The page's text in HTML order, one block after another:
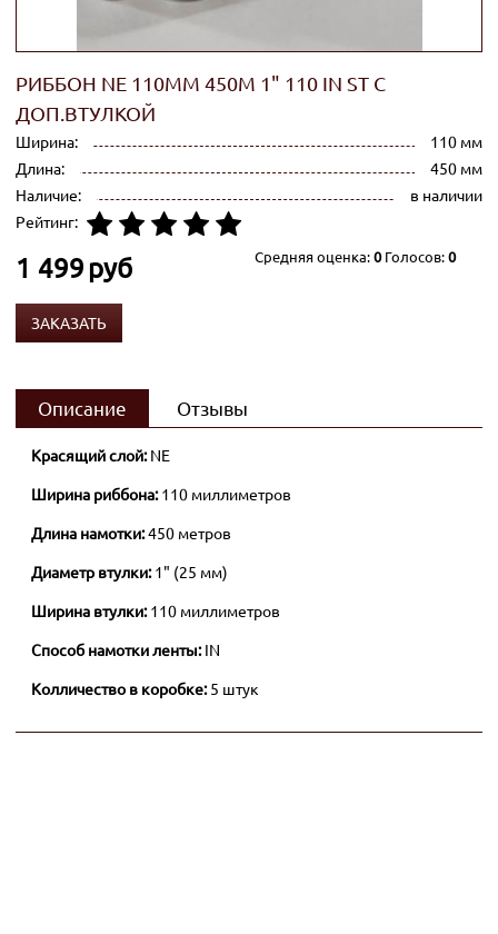
РИББОН NE 110ММ 450М 1" 110 IN ST С
ДОП.ВТУЛКОЙ
Ширина:
110 мм
Длина:
450 мм
Наличие:
в наличии
Рейтинг:
Средняя оценка:0Голосов:0
1 499 руб
ЗАКАЗАТЬ
Описание Отзывы
Красящий слой:NE
Ширина риббона:110 миллиметров
Длина намотки:450 метров
Диаметр втулки:1" (25 мм)
Ширина втулки:110 миллиметров
Способ намотки ленты:IN
Колличество в коробке:5 штук